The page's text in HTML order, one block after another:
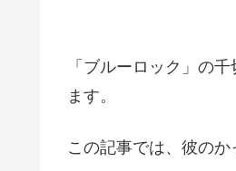
「ブルーロック」の
ます。
この記事では、彼の